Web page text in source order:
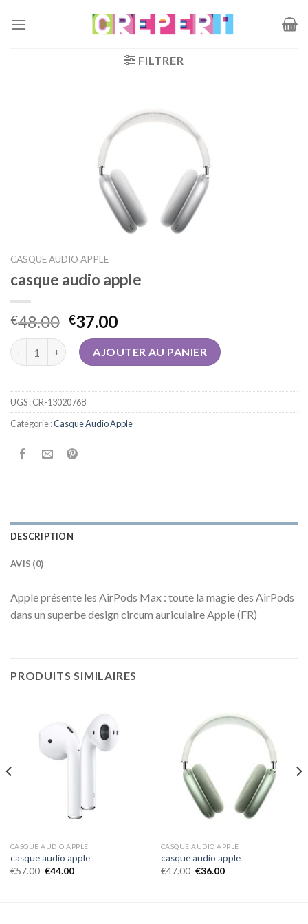
FILTRER
CASQUE AUDIO APPLE
casque audio apple
€48.00 €37.00
quantité de casque audio appleAJOUTER AU PANIER
UGS :CR-13020768
Catégorie :Casque Audio Apple
DESCRIPTION
AVIS (0)
Apple présente les AirPods Max : toute la magie des AirPods
dans un superbe design circum auriculaire Apple (FR)
PRODUITS SIMILAIRES
CASQUE AUDIO APPLE
casque audio apple
€57.00 €44.00
CASQUE AUDIO APPLE
casque audio apple
€47.00 €36.00